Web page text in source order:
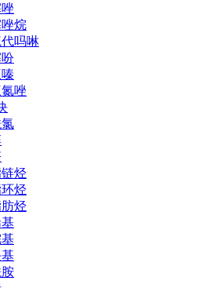
烷
吗啉
唑
链烃
环烃
肪烃